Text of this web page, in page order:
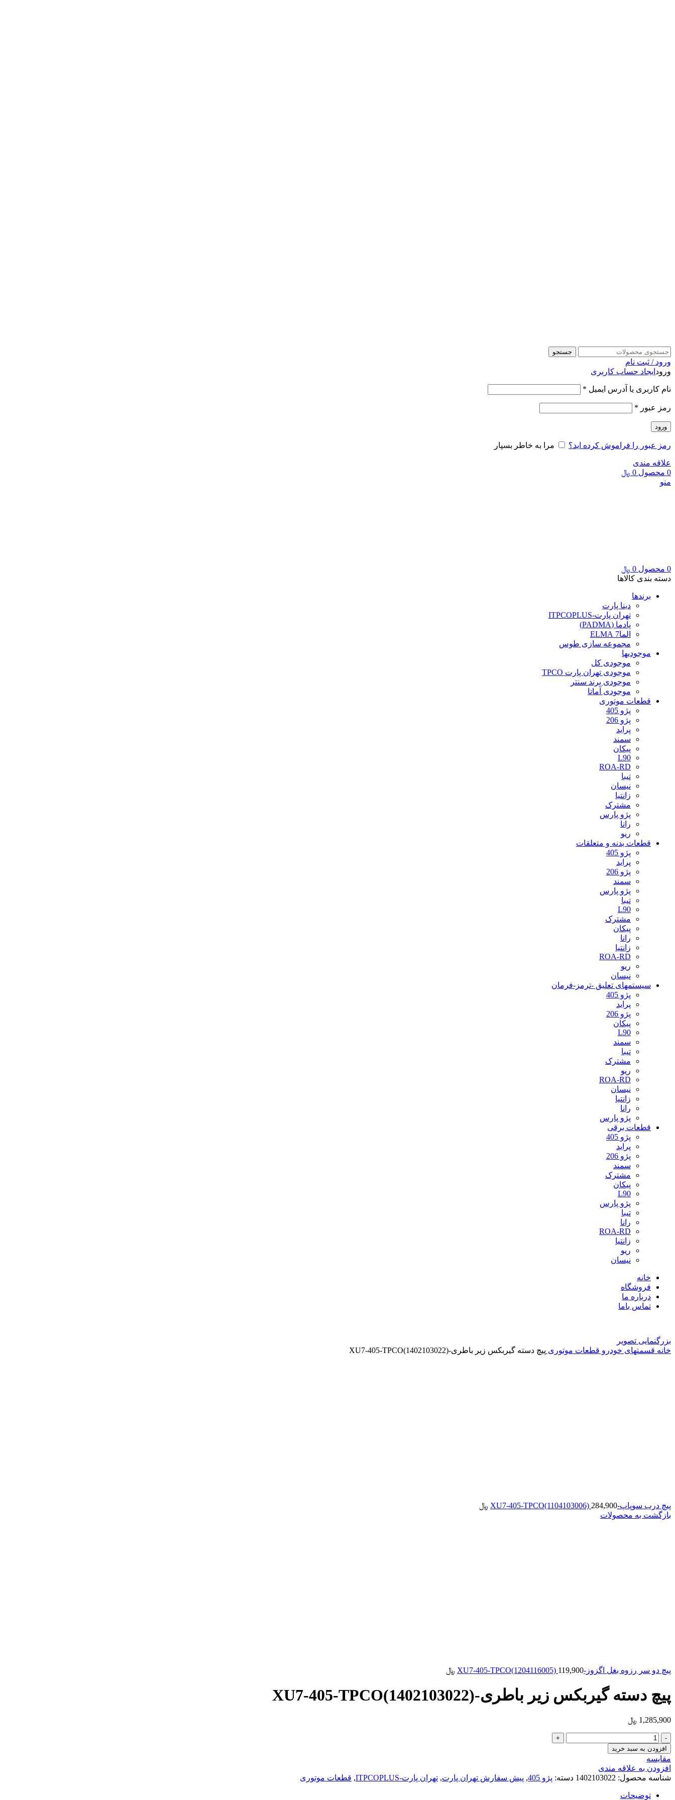
جستجو
ورود / ثبت نام
ورود ایجاد حساب کاربری
نام کاربری یا آدرس ایمیل *
رمز عبور *
ورود
رمز عبور را فراموش کرده اید؟ مرا به خاطر بسپار
علاقه مندی
0 محصول 0 ﷼
منو
0 محصول 0 ﷼
دسته بندی کالاها
برندها
دینا پارت
تهران پارت-ITPCOPLUS
پادما (PADMA)
الما7 ELMA
مجموعه سازی طوس
موجودیها
موجودی کل
موجودی تهران پارت TPCO
موجودی برند سنتر
موجودی آماتا
قطعات موتوری
پژو 405
پژو 206
پراید
سمند
پیکان
L90
ROA-RD
تیبا
نیسان
زانتیا
مشترک
پژو پارس
رانا
ریو
قطعات بدنه و متعلقات
پژو 405
پراید
پژو 206
سمند
پژو پارس
تیبا
L90
مشترک
پیکان
رانا
زانتیا
ROA-RD
ریو
نیسان
سیستمهای تعلیق -ترمز-فرمان
پژو 405
پراید
پژو 206
پیکان
L90
سمند
تیبا
مشترک
ریو
ROA-RD
نیسان
زانتیا
رانا
پژو پارس
قطعات برقی
پژو 405
پراید
پژو 206
سمند
مشترک
پیکان
L90
پژو پارس
تیبا
رانا
ROA-RD
زانتیا
ریو
نیسان
خانه
فروشگاه
درباره ما
تماس باما
بزرگنمایی تصویر
خانه قسمتهای خودرو قطعات موتوری پیچ دسته گیربکس زیر باطری-XU7-405-TPCO(1402103022)
پیچ درب سوپاپ-XU7-405-TPCO(1104103006)284,900
﷼
بازگشت به محصولات
پیچ دو سر رزوه بغل اگزوز-XU7-405-TPCO(1204116005)119,900 ﷼
پیچ دسته گیربکس زیر باطری-XU7-405-TPCO(1402103022)
1,285,900 ﷼
پیچ
دسته
گیربکس
زیر
باطری-
405-
افزودن به سبد خرید
مقایسه
افزودن به علاقه مندی
شناسه محصول: 1402103022 دسته: پژو 405 , پیش سفارش تهران پارت, تهران پارت-ITPCOPLUS , قطعات موتوری
توضیحات